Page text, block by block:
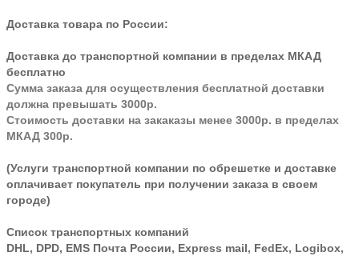
Доставка товара по России:
Доставка до транспортной компании в пределах МКАД
бесплатно
Сумма заказа для осуществления бесплатной доставки
должна превышать 3000р.
Стоимость доставки на закаказы менее 3000р. в пределах
МКАД 300р.
(Услуги транспортной компании по обрешетке и доставке
оплачивает покупатель при получении заказа в своем
городе)
Список транспортных компаний
DHL, DPD, EMS Почта России, Express mail, FedEx, Logibox,